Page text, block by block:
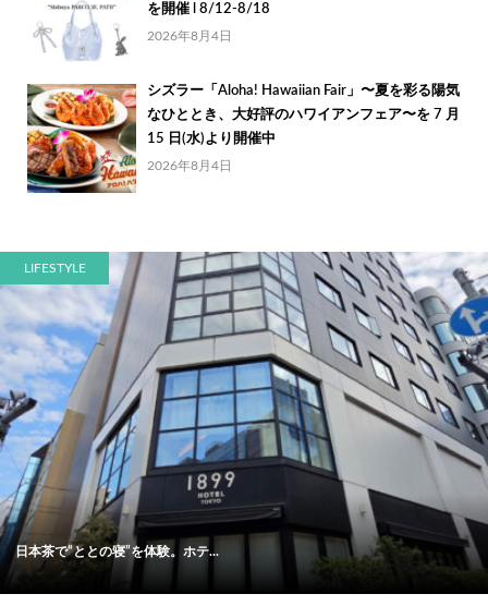
を開催 l 8/12-8/18
2026年8月4日
シズラー「Aloha! Hawaiian Fair」〜夏を彩る陽気
なひととき、大好評のハワイアンフェア〜を 7 月
15 日(水)より開催中
2026年8月4日
LIFESTYLE
日本茶で“ととの寝”を体験。ホテ...